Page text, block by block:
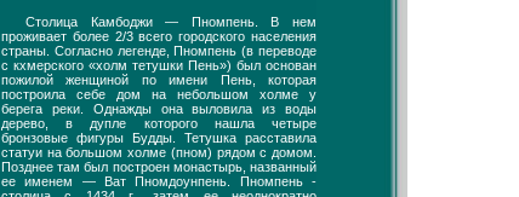
Столица Камбоджи — Пномпень. В нем
проживает более 2/3 всего городского населения
страны. Согласно легенде, Пномпень (в переводе
с кхмерского «холм тетушки Пень») был основан
пожилой женщиной по имени Пень, которая
построила себе дом на небольшом холме у
берега реки. Однажды она выловила из воды
дерево, в дупле которого нашла четыре
бронзовые фигуры Будды. Тетушка расставила
статуи на большом холме (пном) рядом с домом.
Позднее там был построен монастырь, названный
ее именем — Ват Пномдоунпень. Пномпень -